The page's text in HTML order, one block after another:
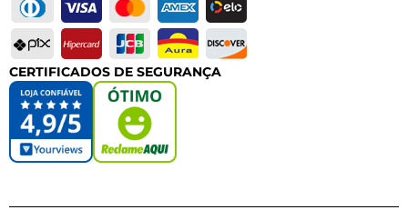
CERTIFICADOS DE SEGURANÇA